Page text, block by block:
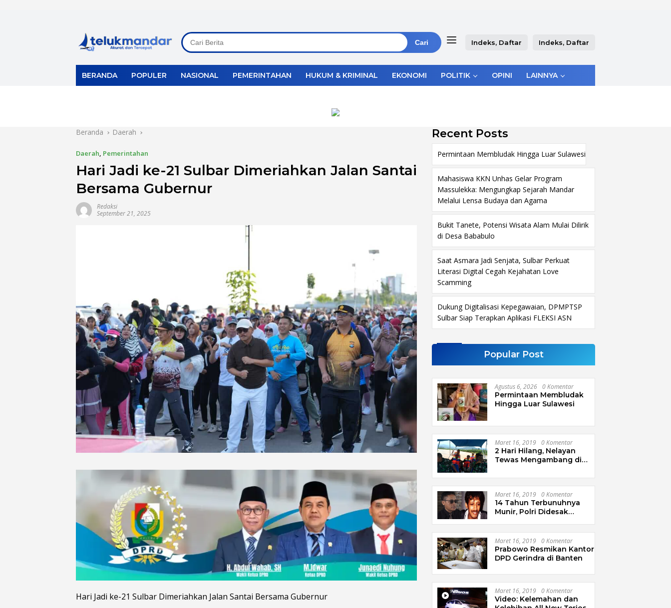
Cari Indeks, Daftar Indeks, Daftar
BERANDA POPULER NASIONAL PEMERINTAHAN HUKUM & KRIMINAL EKONOMI POLITIK OPINI LAINNYA
Beranda Daerah
Daerah, Pemerintahan
Hari Jadi ke-21 Sulbar Dimeriahkan Jalan Santai
Bersama Gubernur
Redaksi
September 21, 2025
Hari Jadi ke-21 Sulbar Dimeriahkan Jalan Santai Bersama Gubernur
Recent Posts
Permintaan Membludak Hingga Luar Sulawesi
Mahasiswa KKN Unhas Gelar Program
Massulekka: Mengungkap Sejarah Mandar
Melalui Lensa Budaya dan Agama
Bukit Tanete, Potensi Wisata Alam Mulai Dilirik
di Desa Bababulo
Saat Asmara Jadi Senjata, Sulbar Perkuat
Literasi Digital Cegah Kejahatan Love
Scamming
Dukung Digitalisasi Kepegawaian, DPMPTSP
Sulbar Siap Terapkan Aplikasi FLEKSI ASN
Popular Post
Agustus 6, 2026 0 Komentar
Permintaan Membludak
Hingga Luar Sulawesi
Maret 16, 2019 0 Komentar
2 Hari Hilang, Nelayan
Tewas Mengambang di
Maret 16, 2019 0 Komentar
14 Tahun Terbunuhnya
Munir, Polri Didesak
Maret 16, 2019 0 Komentar
Prabowo Resmikan Kantor
DPD Gerindra di Banten
Maret 16, 2019 0 Komentar
Video: Kelemahan dan